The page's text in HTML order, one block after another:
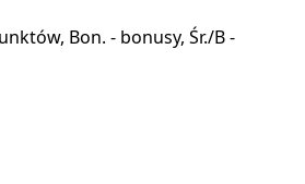
Bon. - bonusy, Śr./B -